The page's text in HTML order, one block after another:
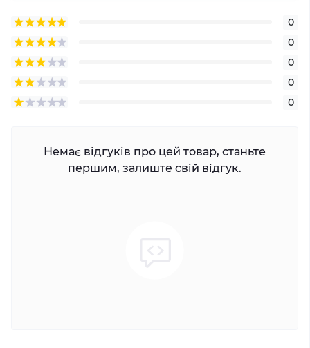
0
0
0
0
0
Немає відгуків про цей товар, станьте
першим, залиште свій відгук.